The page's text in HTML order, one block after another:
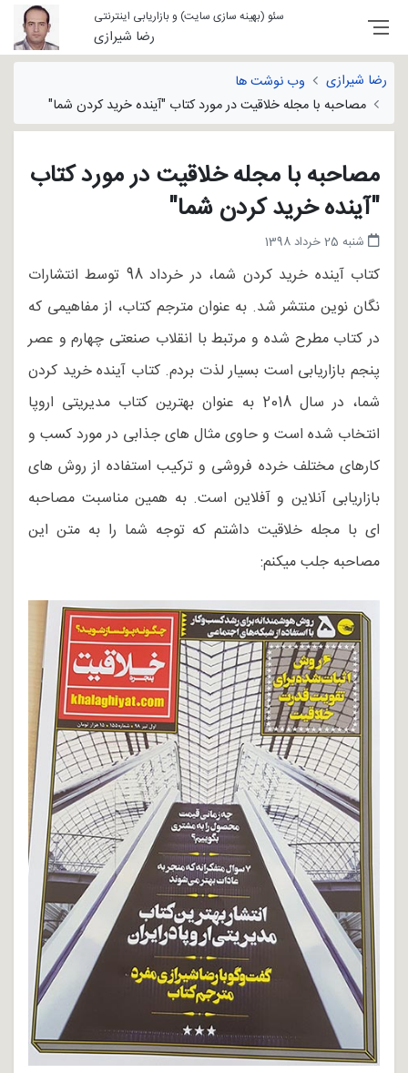
سئو (بهینه سازی سایت) و بازاریابی اینترنتی
رضا شیرازی
رضا شیرازی
وب نوشت ها
مصاحبه با مجله خلاقیت در مورد کتاب "آینده خرید کردن شما"
مصاحبه با مجله خلاقیت در مورد کتاب
"آینده خرید کردن شما"
شنبه 25 خرداد 1398
کتاب آینده خرید کردن شما، در خرداد 98 توسط انتشارات
نگان نوین منتشر شد. به عنوان مترجم کتاب، از مفاهیمی که
در کتاب مطرح شده و مرتبط با انقلاب صنعتی چهارم و عصر
پنجم بازاریابی است بسیار لذت بردم. کتاب آینده خرید کردن
شما، در سال 2018 به عنوان بهترین کتاب مدیریتی اروپا
انتخاب شده است و حاوی مثال های جذابی در مورد کسب و
کارهای مختلف خرده فروشی و ترکیب استفاده از روش های
بازاریابی آنلاین و آفلاین است. به همین مناسبت مصاحبه
ای با مجله خلاقیت داشتم که توجه شما را به متن این
مصاحبه جلب میکنم: